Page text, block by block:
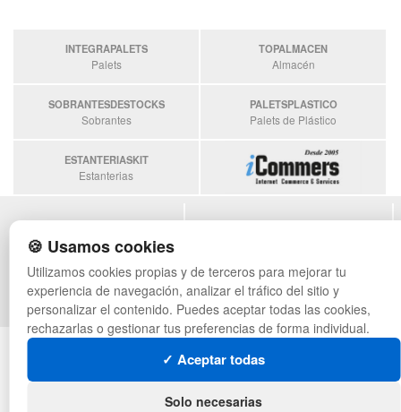
INTEGRAPALETS
Palets
TOPALMACEN
Almacén
SOBRANTESDESTOCKS
Sobrantes
PALETSPLASTICO
Palets de Plástico
ESTANTERIASKIT
Estanterias
CONDICIONES DE USO
CONTACTO
QUIENES SOMOS
🍪 Usamos cookies
Utilizamos cookies propias y de terceros para mejorar tu
experiencia de navegación, analizar el tráfico del sitio y
personalizar el contenido. Puedes aceptar todas las cookies,
rechazarlas o gestionar tus preferencias de forma individual.
✓ Aceptar todas
Solo necesarias